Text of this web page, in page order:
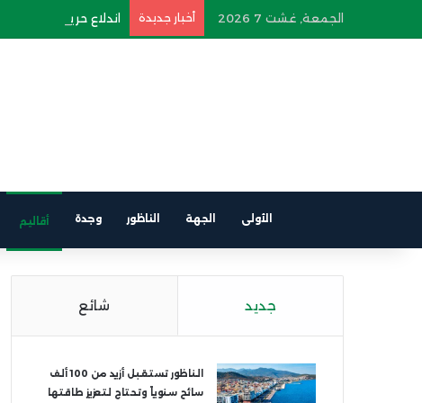
الجمعة, غشت 7 2026 أخبار جديدة اندلاع حريق في سيارة
الأولى الجهة الناظور وجدة أقاليم
جديد شائع
الناظور تستقبل أزيد من 100 ألف
سائح سنوياً وتحتاج لتعزيز طاقتها